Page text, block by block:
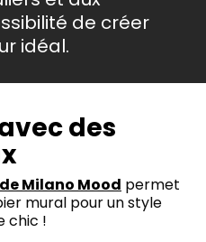
de créer
idéal.
des
Milano Mood permet
mural pour un style
chic !